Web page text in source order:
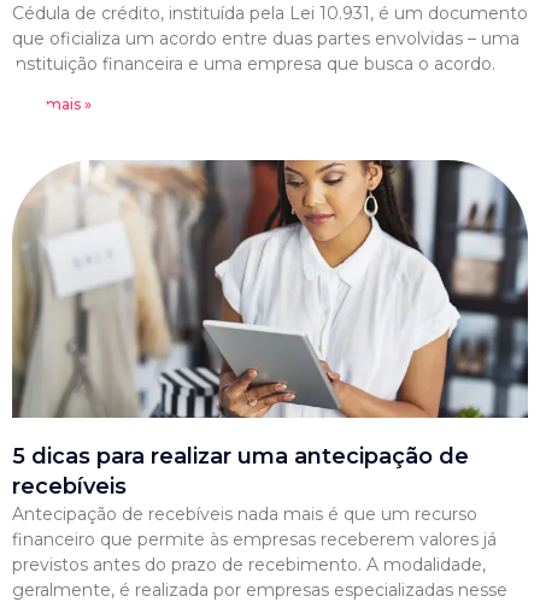
Cédula de crédito, instituída pela Lei 10.931, é um documento
que oficializa um acordo entre duas partes envolvidas – uma
instituição financeira e uma empresa que busca o acordo.
Leia mais »
5 dicas para realizar uma antecipação de
recebíveis
Antecipação de recebíveis nada mais é que um recurso
financeiro que permite às empresas receberem valores já
previstos antes do prazo de recebimento. A modalidade,
geralmente, é realizada por empresas especializadas nesse